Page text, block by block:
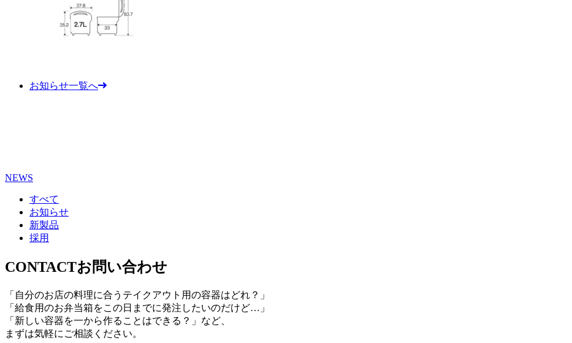
お知らせ一覧へ
NEWS
すべて
お知らせ
新製品
採用
CONTACTお問い合わせ
「自分のお店の料理に合うテイクアウト用の容器はどれ？」
「給食用のお弁当箱をこの日までに発注したいのだけど…」
「新しい容器を一から作ることはできる？」など、
まずは気軽にご相談ください。